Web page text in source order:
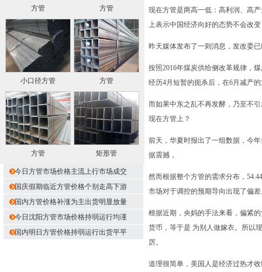
方管 方管
小口径方管 方管
方管 矩形管
今日方管市场价格主流上行市场成交
国庆假期临近方管价格个别走高下游
国内方管价格补涨为主出货明显放量
今日沈阳方管市场价格持弱运行均谨
国内明日方管价格持弱运行出货平平
现在方管是两高一低：高利润、高
上表示中国经济向好的态势不会改
昨天媒体发布了一则消息，发改委
按照2016年煤炭供给侧改革规律，
经历4月短暂的扼杀后，在6月减产
而如果中东之乱不再发酵，乃至不
现在方管上？
前天，华夏时报出了一组数据，今
据震撼，
然而根据整个方管的需求分布，
市场对于调控的预期导向出现了偏
根据近期，央妈的手法来看，偏紧
货币，等于是 为别人做嫁衣。所以
厉。
道理很简单，美国人是经济过热才